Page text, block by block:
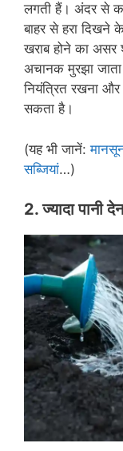
लगती हैं। अंदर से
बाहर से हरा
खराब होने का असर
अचानक मुरझा
नियंत्रित रखना
सकता है।
(यह भी जानें:
सब्जियां…)
2. ज्यादा पानी